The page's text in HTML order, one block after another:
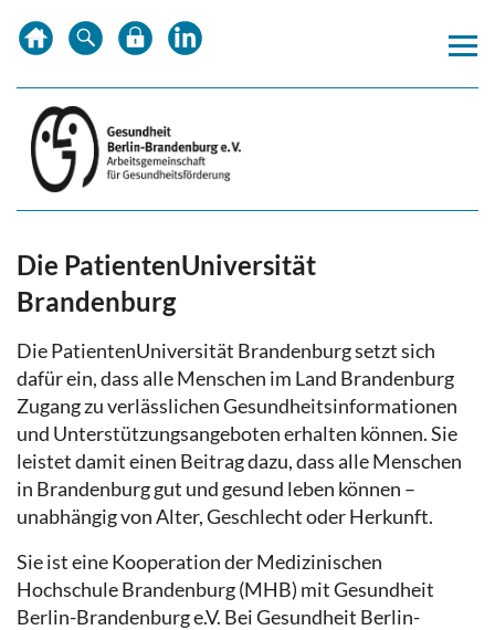
Inhalt
Hauptnavigation
Subnavigation
Die PatientenUniversität
Brandenburg
Die PatientenUniversität Brandenburg setzt sich
dafür ein, dass alle Menschen im Land Brandenburg
Zugang zu verlässlichen Gesundheitsinformationen
und Unterstützungsangeboten erhalten können. Sie
leistet damit einen Beitrag dazu, dass alle Menschen
in Brandenburg gut und gesund leben können –
unabhängig von Alter, Geschlecht oder Herkunft.
Sie ist eine Kooperation der Medizinischen
Hochschule Brandenburg (MHB) mit Gesundheit
Berlin-Brandenburg e.V. Bei Gesundheit Berlin-